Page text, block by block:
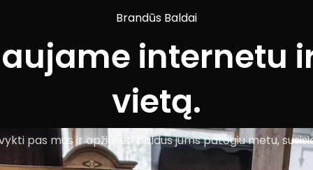
Brandūs Baldai
internetu
vietą.
pas mus ir apžiūrėti baldus jums patogiu metu,